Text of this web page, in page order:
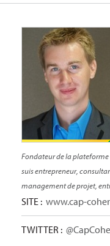
Fondateur de la plateforme
suis entrepreneur,
management de projet,
stratégie digitale.
SITE www.cap-
TWITTER